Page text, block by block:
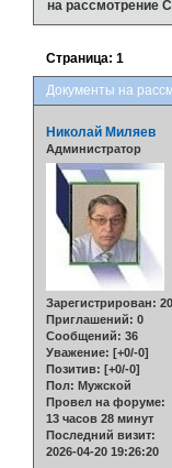
на рассмотрение
Документы на
Страница:1
Николай Миляев
Администратор
Зарегистрирован:
Приглашений: 0
Сообщений: 36
Уважение: [+0/-0]
Позитив: [+0/-0]
Пол: Мужской
Провел на форуме:
13 часов 28 минут
Последний визит:
2026-04-20 19:26:20